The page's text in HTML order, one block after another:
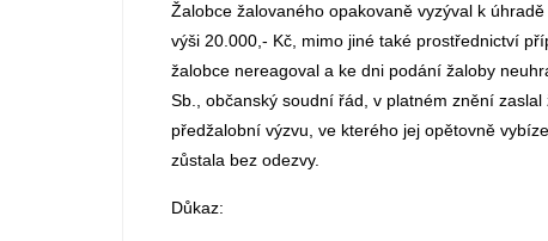
Žalobce žalovaného opakovaně vyzýval k
výši 20.000,- Kč, mimo jiné také prostřednictví
žalobce nereagoval a ke dni podání žaloby
Sb., občanský soudní řád, v platném znění
předžalobní výzvu, ve kterého jej opětovně
zůstala bez odezvy.
Důkaz: